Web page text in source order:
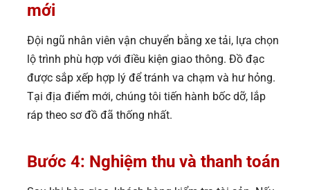
mới
Đội ngũ nhân viên vận chuyển bằng xe tải, lựa chọn
lộ trình phù hợp với điều kiện giao thông. Đồ đạc
được sắp xếp hợp lý để tránh va chạm và hư hỏng.
Tại địa điểm mới, chúng tôi tiến hành bốc dỡ, lắp
ráp theo sơ đồ đã thống nhất.
Bước 4: Nghiệm thu và thanh toán